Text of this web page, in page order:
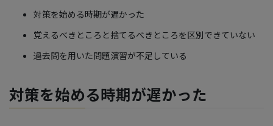
対策を始める時期が遅かった
覚えるべきところと捨てるべきところを区別できていない
過去問を用いた問題演習が不足している
対策を始める時期が遅かった